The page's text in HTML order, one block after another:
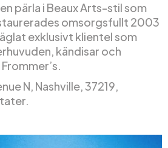
pärla i Beaux Arts-stil som
omsorgsfullt 2003
exklusivt klientel som
kändisar och
N, Nashville, 37219,